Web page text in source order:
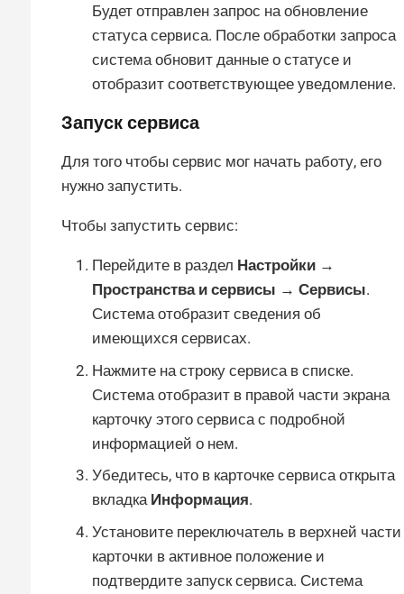
Будет отправлен запрос на обновление
статуса сервиса. После обработки запроса
система обновит данные о статусе и
отобразит соответствующее уведомление.
Запуск сервиса
Для того чтобы сервис мог начать работу, его
нужно запустить.
Чтобы запустить сервис:
Перейдите в раздел Настройки →
Пространства и сервисы → Сервисы.
Система отобразит сведения об
имеющихся сервисах.
Нажмите на строку сервиса в списке.
Система отобразит в правой части экрана
карточку этого сервиса с подробной
информацией о нем.
Убедитесь, что в карточке сервиса открыта
вкладка Информация.
Установите переключатель в верхней части
карточки в активное положение и
подтвердите запуск сервиса. Система